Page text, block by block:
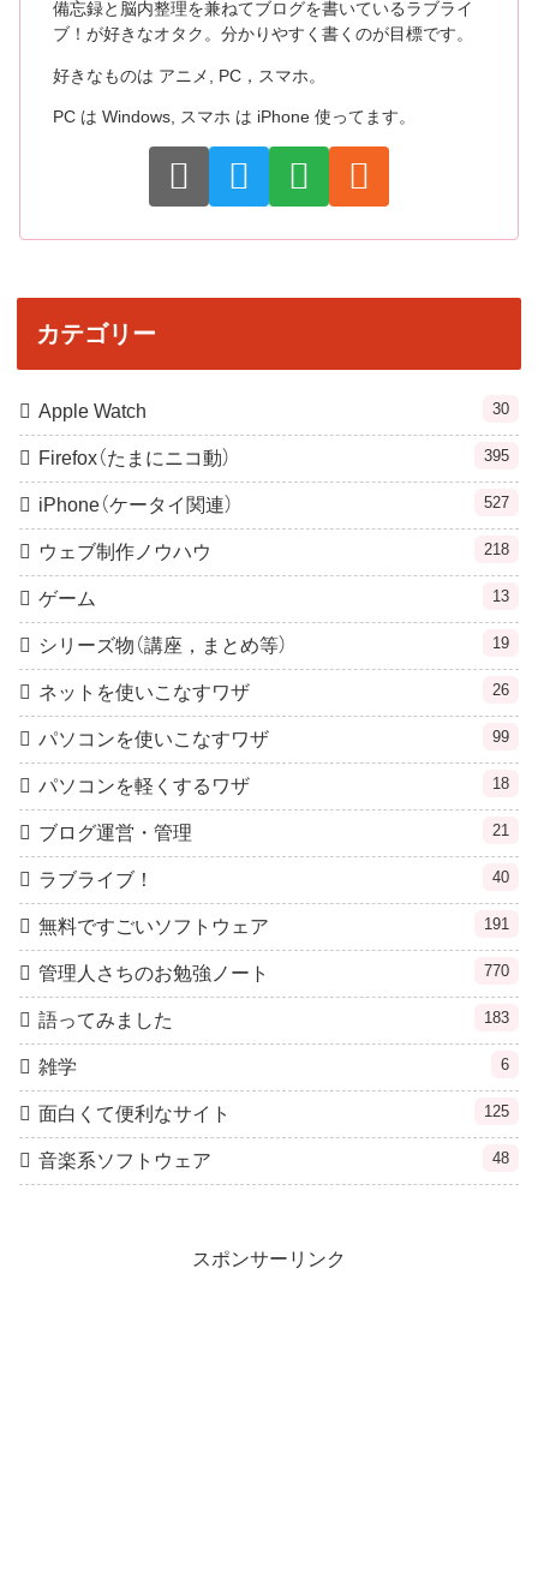
備忘録と脳内整理を兼ねてブログを書いているラブライ
ブ！が好きなオタク。分かりやすく書くのが目標です。
好きなものは アニメ, PC，スマホ。
PC は Windows, スマホ は iPhone 使ってます。
カテゴリー
Apple Watch 30
Firefox（たまにニコ動） 395
iPhone（ケータイ関連） 527
ウェブ制作ノウハウ 218
ゲーム 13
シリーズ物（講座，まとめ等） 19
ネットを使いこなすワザ 26
パソコンを使いこなすワザ 99
パソコンを軽くするワザ 18
ブログ運営・管理 21
ラブライブ！ 40
無料ですごいソフトウェア 191
管理人さちのお勉強ノート 770
語ってみました 183
雑学 6
面白くて便利なサイト 125
音楽系ソフトウェア 48
スポンサーリンク